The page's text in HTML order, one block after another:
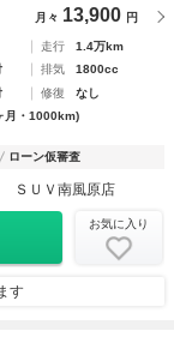
月々 13,900 円
走行
1.4万km
排気
1800cc
修復
なし
月・1000km)
ローン仮審査
ＳＵＶ南風原店
お気に入り
す